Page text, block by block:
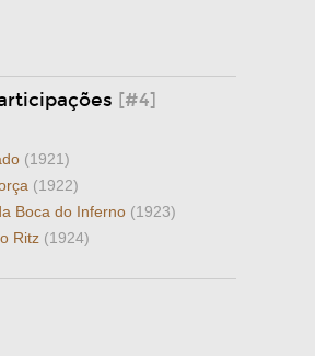
[#4]
(1921)
(1922)
Boca do Inferno (1923)
Ritz (1924)